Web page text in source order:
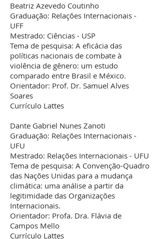
Beatriz Azevedo Coutinho
Graduação: Relações Internacionais -
UFF
Mestrado: Ciências - USP
Tema de pesquisa: A eficácia das
políticas nacionais de combate à
violência de gênero: um estudo
comparado entre Brasil e México.
Orientador: Prof. Dr. Samuel Alves
Soares
Currículo Lattes
Dante Gabriel Nunes Zanoti
Graduação: Relações Internacionais -
UFU
Mestrado: Relações Internacionais - UFU
Tema de pesquisa: A Convenção-Quadro
das Nações Unidas para a mudança
climática: uma análise a partir da
legitimidade das Organizações
Internacionais.
Orientador: Profa. Dra. Flávia de
Campos Mello
Currículo Lattes